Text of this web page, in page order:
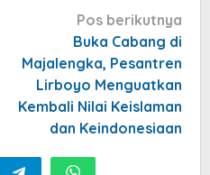
Pos berikutnya
Buka Cabang di
Majalengka, Pesantren
Lirboyo Menguatkan
Kembali Nilai Keislaman
dan Keindonesiaan